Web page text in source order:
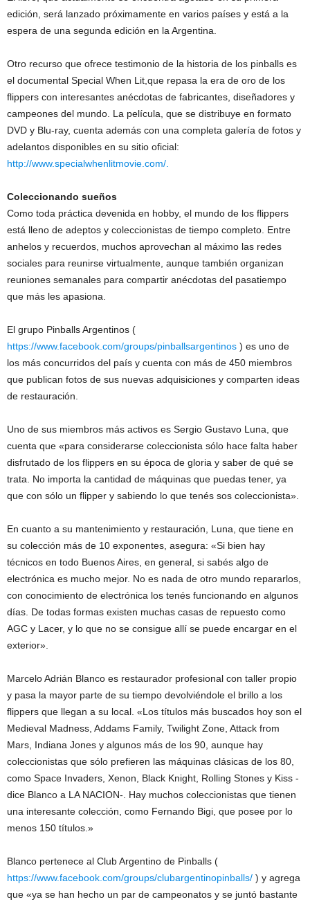
edición, será lanzado próximamente en varios países y está a la
espera de una segunda edición en la Argentina.
Otro recurso que ofrece testimonio de la historia de los pinballs es
el documental Special When Lit,que repasa la era de oro de los
flippers con interesantes anécdotas de fabricantes, diseñadores y
campeones del mundo. La película, que se distribuye en formato
DVD y Blu-ray, cuenta además con una completa galería de fotos y
adelantos disponibles en su sitio oficial:
http://www.specialwhenlitmovie.com/
Coleccionando sueños
Como toda práctica devenida en hobby, el mundo de los flippers
está lleno de adeptos y coleccionistas de tiempo completo. Entre
anhelos y recuerdos, muchos aprovechan al máximo las redes
sociales para reunirse virtualmente, aunque también organizan
reuniones semanales para compartir anécdotas del pasatiempo
que más les apasiona.
El grupo Pinballs Argentinos (
https://www.facebook.com/groups/pinballsargentinos ) es uno de
los más concurridos del país y cuenta con más de 450 miembros
que publican fotos de sus nuevas adquisiciones y comparten ideas
de restauración.
Uno de sus miembros más activos es Sergio Gustavo Luna, que
cuenta que «para considerarse coleccionista sólo hace falta haber
disfrutado de los flippers en su época de gloria y saber de qué se
trata. No importa la cantidad de máquinas que puedas tener, ya
que con sólo un flipper y sabiendo lo que tenés sos coleccionista».
En cuanto a su mantenimiento y restauración, Luna, que tiene en
su colección más de 10 exponentes, asegura: «Si bien hay
técnicos en todo Buenos Aires, en general, si sabés algo de
electrónica es mucho mejor. No es nada de otro mundo repararlos,
con conocimiento de electrónica los tenés funcionando en algunos
días. De todas formas existen muchas casas de repuesto como
AGC y Lacer, y lo que no se consigue allí se puede encargar en el
exterior».
Marcelo Adrián Blanco es restaurador profesional con taller propio
y pasa la mayor parte de su tiempo devolviéndole el brillo a los
flippers que llegan a su local. «Los títulos más buscados hoy son el
Medieval Madness, Addams Family, Twilight Zone, Attack from
Mars, Indiana Jones y algunos más de los 90, aunque hay
coleccionistas que sólo prefieren las máquinas clásicas de los 80,
como Space Invaders, Xenon, Black Knight, Rolling Stones y Kiss -
dice Blanco a LA NACION-. Hay muchos coleccionistas que tienen
una interesante colección, como Fernando Bigi, que posee por lo
menos 150 títulos.»
Blanco pertenece al Club Argentino de Pinballs (
https://www.facebook.com/groups/clubargentinopinballs/ ) y agrega
que «ya se han hecho un par de campeonatos y se juntó bastante